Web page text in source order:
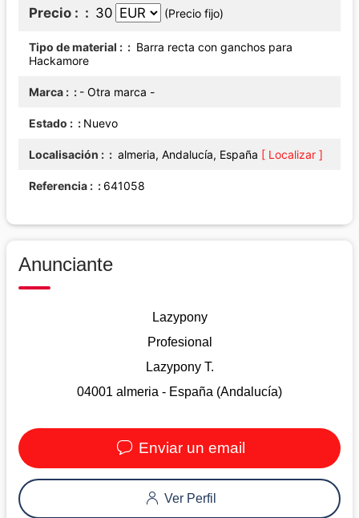
Precio : 30 (Precio fijo)
Tipo de material :
Barra recta con ganchos para
Hackamore
Marca : - Otra marca -
Estado : Nuevo
Localisación : almeria, Andalucía, España [ Localizar ]
Referencia : 641058
Anunciante
Lazypony
Profesional
Lazypony T.
04001 almeria - España (Andalucía)
Enviar un email
Ver Perfil